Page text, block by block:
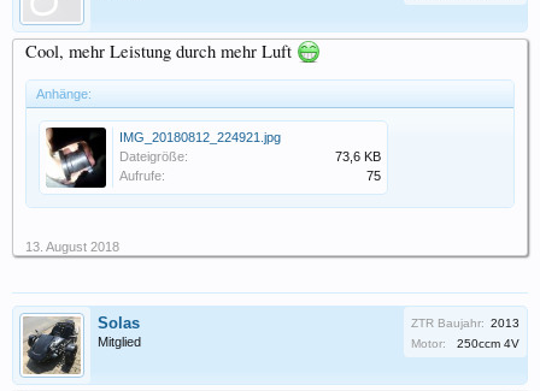
Cool, mehr Leistung durch mehr Luft
Anhänge:
IMG_20180812_224921.jpg
Dateigröße:
73,6 KB
Aufrufe:
75
13. August 2018
Solas
Mitglied
ZTR Baujahr: 2013
Motor:
250ccm 4V